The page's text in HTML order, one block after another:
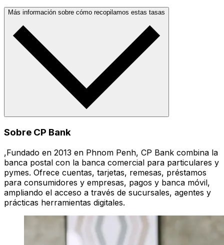
Más información sobre cómo recopilamos estas tasas
Sobre CP Bank
,Fundado en 2013 en Phnom Penh, CP Bank combina la
banca postal con la banca comercial para particulares y
pymes. Ofrece cuentas, tarjetas, remesas, préstamos
para consumidores y empresas, pagos y banca móvil,
ampliando el acceso a través de sucursales, agentes y
prácticas herramientas digitales.